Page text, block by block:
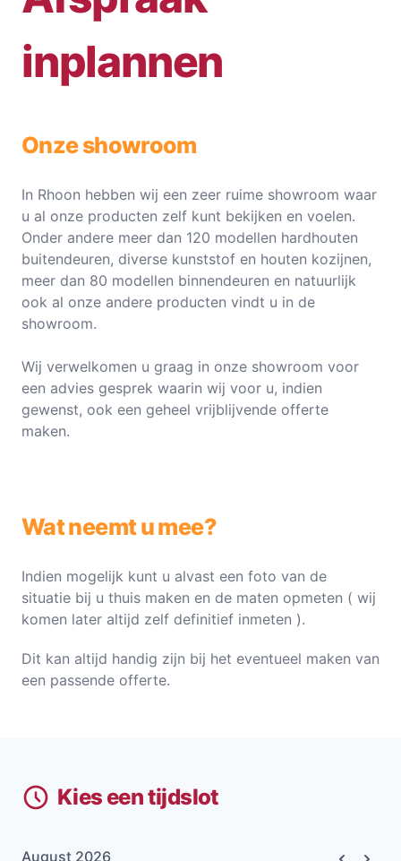
inplannen
Onze showroom
In Rhoon hebben wij een zeer ruime showroom waar
u al onze producten zelf kunt bekijken en voelen.
Onder andere meer dan 120 modellen hardhouten
buitendeuren, diverse kunststof en houten kozijnen,
meer dan 80 modellen binnendeuren en natuurlijk
ook al onze andere producten vindt u in de
showroom.
Wij verwelkomen u graag in onze showroom voor
een advies gesprek waarin wij voor u, indien
gewenst, ook een geheel vrijblijvende offerte
maken.
Wat neemt u mee?
Indien mogelijk kunt u alvast een foto van de
situatie bij u thuis maken en de maten opmeten ( wij
komen later altijd zelf definitief inmeten ).
Dit kan altijd handig zijn bij het eventueel maken van
een passende offerte.
Kies een tijdslot
August 2026